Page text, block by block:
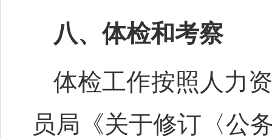
八、体检和考察
体检工作按照人力
员局《关于修订〈公